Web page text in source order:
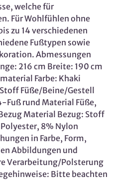
welche für
Für Wohlfühlen ohne
zu 14 verschiedenen
Fußtypen sowie
Abmessungen
216 cm Breite: 190 cm
Farbe: Khaki
Füße/Beine/Gestell
Fuß rund Material Füße,
Material Bezug: Stoff
8% Nylon
in Farbe, Form,
Abbildungen und
Verarbeitung/Polsterung
Bitte beachten